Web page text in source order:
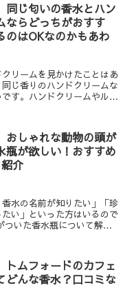
同じ匂いの香水とハン
ならどっちがおすす
のはOKなのかもあわ
リームを見かけたことはあ
じ香りのハンドクリームな
す。ハンドクリームやルー
おしゃれな動物の頭が
瓶が欲しい！おすすめ
介
水の名前が知りたい」「珍
い」といった方はいるので
ついた香水瓶について解説
トムフォードのカフェ
どんな香水？口コミな